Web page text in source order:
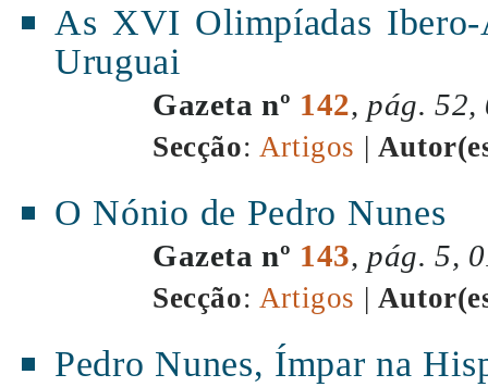
As XVI Olimpíadas Ibero-
Uruguai
Gazeta nº 142, pág. 52,
Secção: Artigos |
O Nónio de Pedro Nunes
Gazeta nº 143, pág. 5,
Secção: Artigos |
Pedro Nunes, Ímpar na